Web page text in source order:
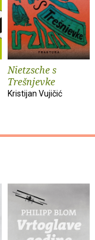
Nietzsche s
Trešnjevke
Kristijan Vujičić